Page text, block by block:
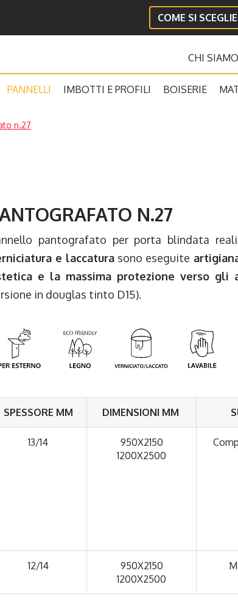
COME SI
CHI SIAMO
PANNELLI IMBOTTI E PROFILI BOISERIE
n.27
N.27
pantografato per porta blindata
e laccatura sono eseguite
e la massima protezione verso gli
in douglas tinto D15).
SPESSORE MM DIMENSIONI MM
13/14
950X2150
1200X2500
12/14
950X2150
1200X2500